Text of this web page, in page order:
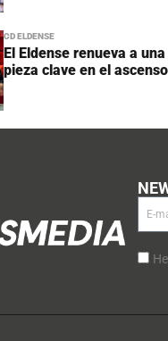
CD ELDENSE
El Eldense renueva a una
pieza clave en el ascenso